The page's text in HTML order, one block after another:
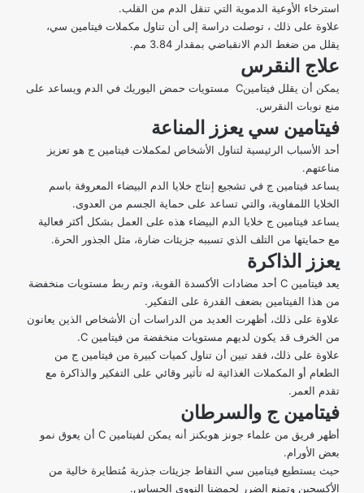
استرخاء الأوعية الدموية التي تنقل الدم من القلب.
علاوة على ذلك ، توصلت دراسة إلى أن تناول مكملات فيتامين سي،
يقلل من ضغط الدم الانقباضي بمقدار 3.84 مم.
علاج النقرس
يمكن أن يقلل فيتامينC مستويات
حمض اليوريك في الدم ويساعد على
منع نوبات النقرس.
فيتامين سي يعزز المناعة
أحد الأسباب الرئيسية لتناول الأشخاص لمكملات فيتامين ج هو تعزيز
مناعتهم.
يساعد فيتامين ج في تشجيع إنتاج خلايا الدم البيضاء المعروفة باسم
الخلايا اللمفاوية، والتي تساعد على حماية الجسم من العدوى.
يساعد فيتامين ج خلايا الدم البيضاء هذه على العمل بشكل أكثر فعالية
مع حمايتها من التلف الذي تسببه جزيئات ضارة، مثل الجذور الحرة.
يعزز الذاكرة
يعد فيتامين C أحد مضادات الأكسدة القوية، وتم ربط مستويات منخفضة
من هذا الفيتامين بضعف القدرة على التفكير.
علاوة على ذلك، أظهرت العديد من الدراسات أن الأشخاص الذين يعانون
من الخرف قد يكون لديهم مستويات منخفضة من فيتامين C.
علاوة على ذلك، فقد تبين أن تناول كميات كبيرة من فيتامين ج من
الطعام أو المكملات الغذائية له تأثير وقائي على التفكير والذاكرة مع
تقدم العمر.
فيتامين ج والسرطان
أظهر فريق من علماء جونز هوبكنز أنه يمكن لفيتامين C أن يعوق نمو
بعض الأورام.
حيث يستطيع فيتامين سي التقاط جزيئات جذرية مُتطايرة خالية من
الأكسجين وتمنع الضرر لحمضنا النووي الحساس.